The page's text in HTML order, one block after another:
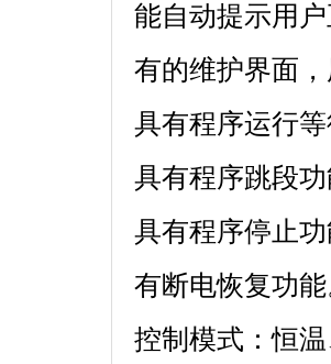
能自动提示用户正
有的维护界面
具有程序运行等待
具有程序跳段功
具有程序停止功
有断电恢复功能
控制模式：恒温